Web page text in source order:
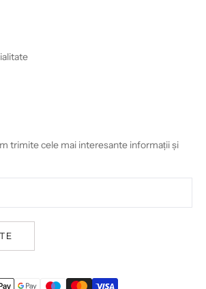
trimite cele mai interesante informații și